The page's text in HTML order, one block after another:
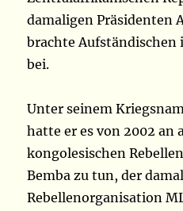
damaligen Präsidenten
brachte Aufständischen
bei.
Unter seinem
hatte er es von 2002 an
kongolesischen
Bemba zu tun, der
Rebellenorganisation